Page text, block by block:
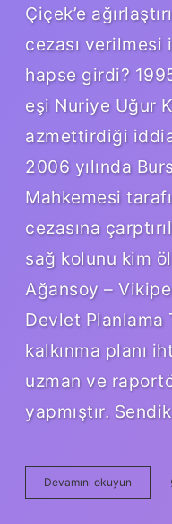
Çiçek’e
cezası verilmesi
hapse girdi?
eşi Nuriye Uğur
azmettirdiği
2006 yılında
Mahkemesi
cezasına
sağ kolunu kim
Ağansoy –
Devlet Planlama
kalkınma planı
uzman ve
yapmıştır.
Devamını okuyun
Çiçek